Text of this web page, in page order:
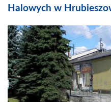
Halowych w